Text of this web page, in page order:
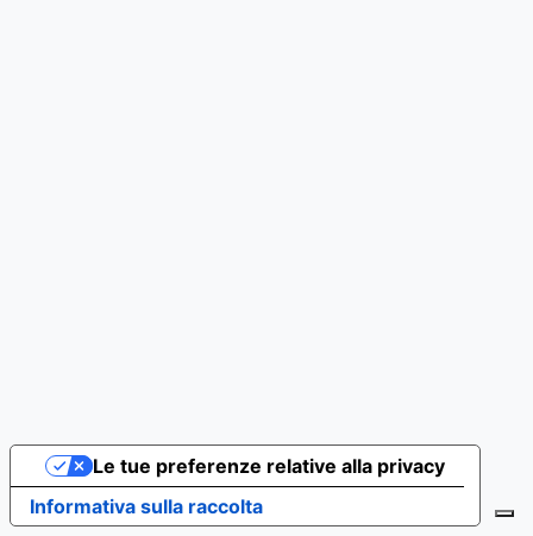
Informativa sulla raccolta
Le tue preferenze relative alla privacy